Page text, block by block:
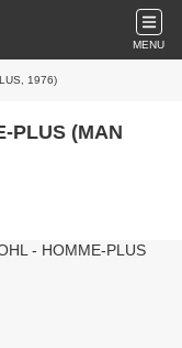
MENU
1976)
PLUS (MAN